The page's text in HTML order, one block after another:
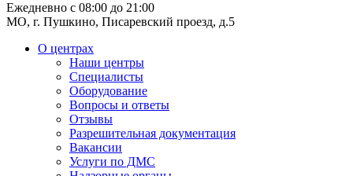
Ежедневно с 08:00 до 21:00
МО, г. Пушкино, Писаревский проезд, д.5
О центрах
Наши центры
Специалисты
Оборудование
Вопросы и ответы
Отзывы
Разрешительная документация
Вакансии
Услуги по ДМС